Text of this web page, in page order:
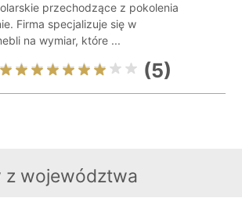
przechodzące z pokolenia
Firma specjalizuje się w
na wymiar, które ...
(5)
z województwa